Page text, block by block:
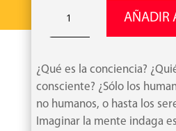
mente.
conciencia
vista
desde
la
AÑADIR
¿Qué es la conciencia?
consciente? ¿Sólo los
no humanos, o hasta los
Imaginar la mente indaga